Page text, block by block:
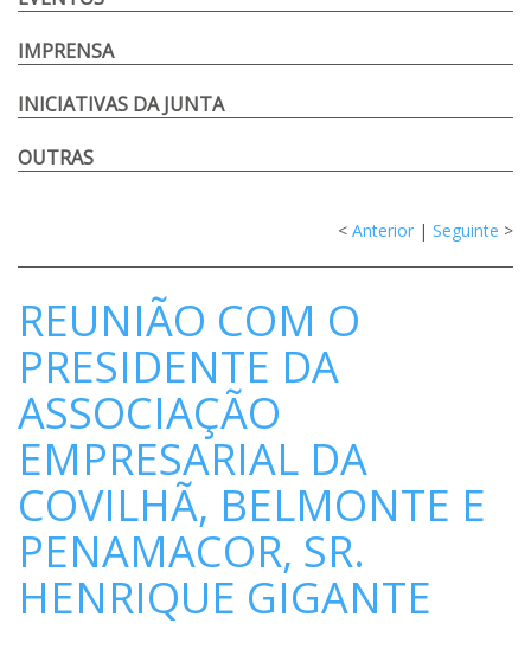
IMPRENSA
INICIATIVAS DA JUNTA
OUTRAS
< Anterior | Seguinte >
REUNIÃO COM O
PRESIDENTE DA
ASSOCIAÇÃO
EMPRESARIAL DA
COVILHÃ, BELMONTE E
PENAMACOR, SR.
HENRIQUE GIGANTE